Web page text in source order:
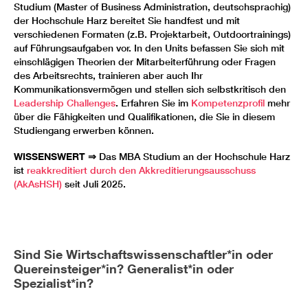
Studium (Master of Business Administration, deutschsprachig)
der Hochschule Harz bereitet Sie handfest und mit
verschiedenen Formaten (z.B. Projektarbeit, Outdoortrainings)
auf Führungsaufgaben vor. In den Units befassen Sie sich mit
einschlägigen Theorien der Mitarbeiterführung oder Fragen
des Arbeitsrechts, trainieren aber auch Ihr
Kommunikationsvermögen und stellen sich selbstkritisch den
Leadership Challenges. Erfahren Sie im Kompetenzprofil mehr
über die Fähigkeiten und Qualifikationen, die Sie in diesem
Studiengang erwerben können.
WISSENSWERT ⇒ Das MBA Studium an der Hochschule Harz
ist reakkreditiert durch den Akkreditierungsausschuss
(AkAsHSH) seit Juli 2025.
Sind Sie Wirtschaftswissenschaftler*in oder
Quereinsteiger*in? Generalist*in oder
Spezialist*in?